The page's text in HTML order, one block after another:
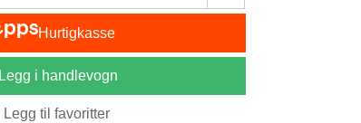
Hurtigkasse
Legg i handlevogn
Legg til favoritter